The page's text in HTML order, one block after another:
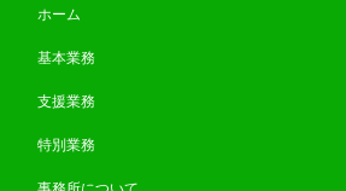
ホーム
基本業務
支援業務
特別業務